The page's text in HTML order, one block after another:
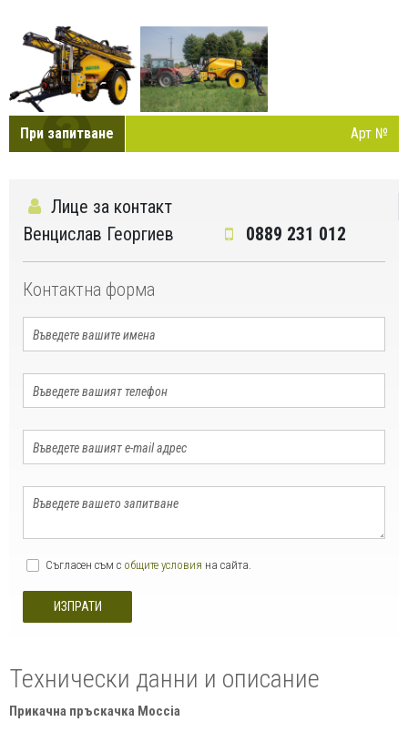
При запитване Арт №
Лице за контакт
Венцислав Георгиев
0889 231 012
Контактна форма
Съгласен съм с общите условия на сайта.
ИЗПРАТИ
Технически данни и описание
Прикачна пръскачка Moccia